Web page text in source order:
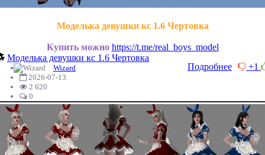
Моделька девушки кс 1.6 Чертовка
Купить можно https://t.me/real_boys_model
Моделька девушки кс 1.6 Чертовка
+1
Подробнее
Wizard
2026-07-13
2 620
0